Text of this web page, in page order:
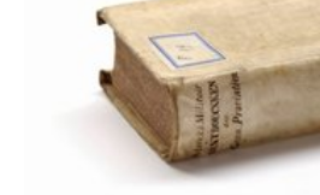
voorschrift (126)
boek (108)
boek, voorschrift (39)